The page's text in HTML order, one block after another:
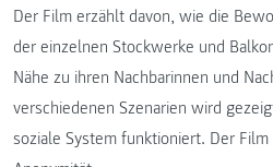
Der Film erzählt davon, wie die
der einzelnen Stockwerke und
Nähe zu ihren Nachbarinnen und
verschiedenen Szenarien wird
soziale System funktioniert. Der